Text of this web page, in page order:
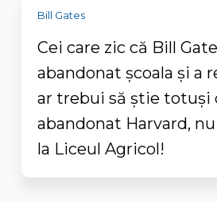
Bill Gates
Cei care zic că Bill
abandonat școala și a
ar trebui să știe totuși
abandonat Harvard, nu
la Liceul Agricol!